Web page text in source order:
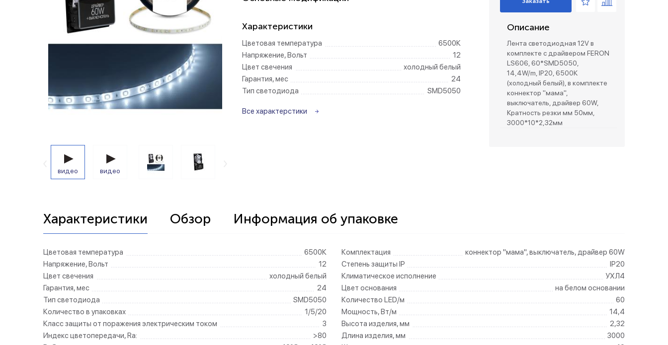
Беспроводные выключатели
Розетки садово-парковые
видео видео
Характеристики
Цветовая температура
6500К
Напряжение, Вольт
12
Цвет свечения
холодный белый
Гарантия, мес
24
Тип светодиода
SMD5050
Все характерстики
Описание
Лента светодиодная 12V в
комплекте с драйвером FERON
LS606, 60*SMD5050,
14,4W/m, IP20, 6500К
(холодный белый), в комплекте
коннектор "мама",
выключатель, драйвер 60W,
Кратность резки мм 50мм,
3000*10*2,32мм
Характеристики Обзор Информация об упаковке
Цветовая температура
6500К
Напряжение, Вольт
12
Цвет свечения
холодный белый
Гарантия, мес
24
Тип светодиода
SMD5050
Количество в упаковках
1/5/20
Класс защиты от поражения электрическим током
3
Индекс цветопередачи, Ra:
>80
Комплектация
коннектор "мама", выключатель, драйвер 60W
Степень защиты IP
IP20
Климатическое исполнение
УХЛ4
Цвет основания
на белом основании
Количество LED/м
60
Мощность, Вт/м
14,4
Высота изделия, мм
2,32
Длина изделия, мм
3000